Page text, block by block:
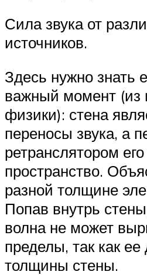
Сила звука от
источников.
Здесь нужно знать
важный момент (из
физики): стена
переносы звука, а
ретранслятором
пространство.
разной толщине
Попав внутрь
волна не может
пределы, так как
толщины стены.